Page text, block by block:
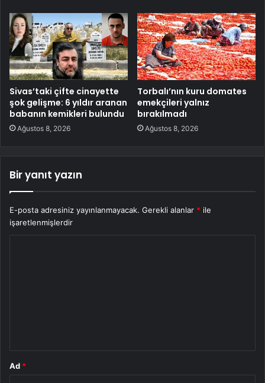
Sivas’taki çifte cinayette
şok gelişme: 6 yıldır aranan
babanın kemikleri bulundu
Ağustos 8, 2026
Torbalı’nın kuru domates
emekçileri yalnız
bırakılmadı
Ağustos 8, 2026
Bir yanıt yazın
E-posta adresiniz yayınlanmayacak. Gerekli alanlar * ile
işaretlenmişlerdir
Ad *